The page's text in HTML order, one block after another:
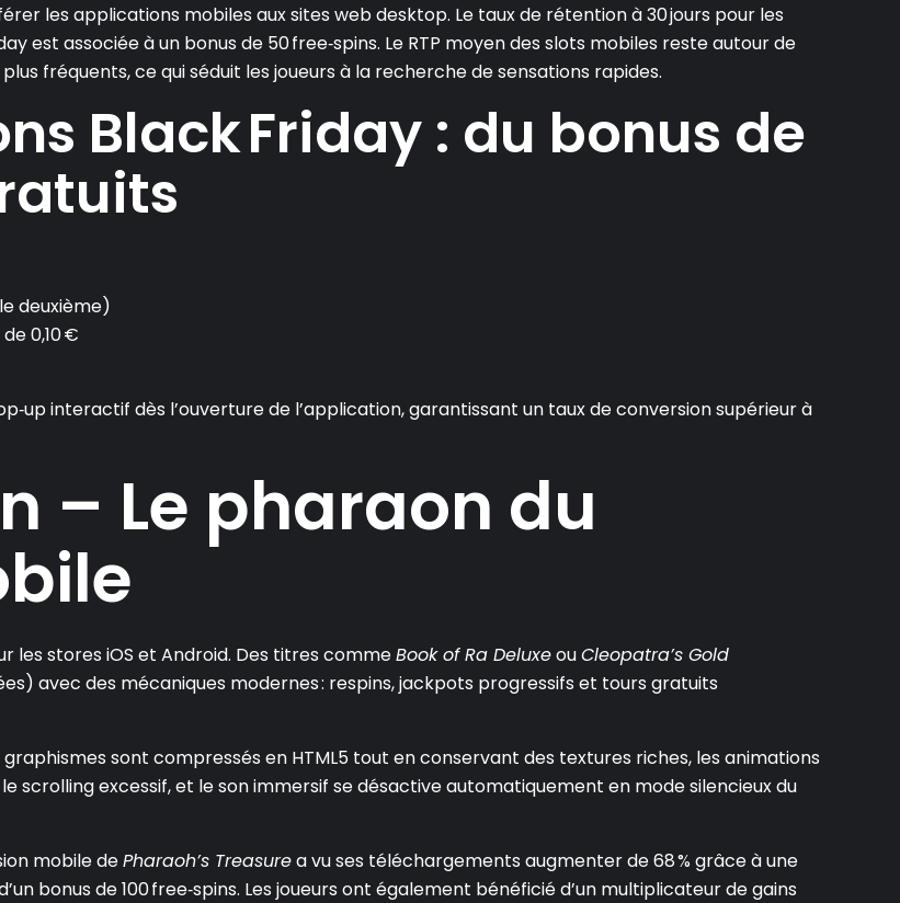
les applications mobiles aux sites web desktop. Le taux de rétention à 30 jours pour les
est associée à un bonus de 50 free‑spins. Le RTP moyen des slots mobiles reste autour de
fréquents, ce qui séduit les joueurs à la recherche de sensations rapides.
Black Friday : du bonus de
deuxième)
0,10 €
interactif dès l’ouverture de l’application, garantissant un taux de conversion supérieur à
– Le pharaon du
les stores iOS et Android. Des titres commeBook of Ra DeluxeouCleopatra’s Gold
avec des mécaniques modernes : respins, jackpots progressifs et tours gratuits
sont compressés en HTML5 tout en conservant des textures riches, les animations
excessif, et le son immersif se désactive automatiquement en mode silencieux du
mobile dePharaoh’s Treasurea vu ses téléchargements augmenter de 68 % grâce à une
bonus de 100 free‑spins. Les joueurs ont également bénéficié d’un multiplicateur de gains